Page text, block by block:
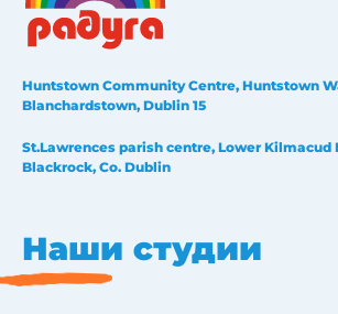
Huntstown Community Centre, Huntstown
Blanchardstown, Dublin 15
St.Lawrences parish centre, Lower Kilmacud
Blackrock, Co. Dublin
Наши студии